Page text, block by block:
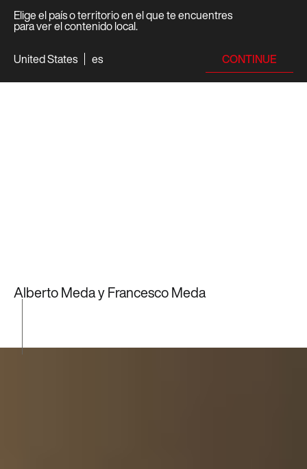
Elige el país o territorio en el que te encuentres
para ver el contenido local.
United States
es CONTINUE
Alberto Meda y Francesco Meda